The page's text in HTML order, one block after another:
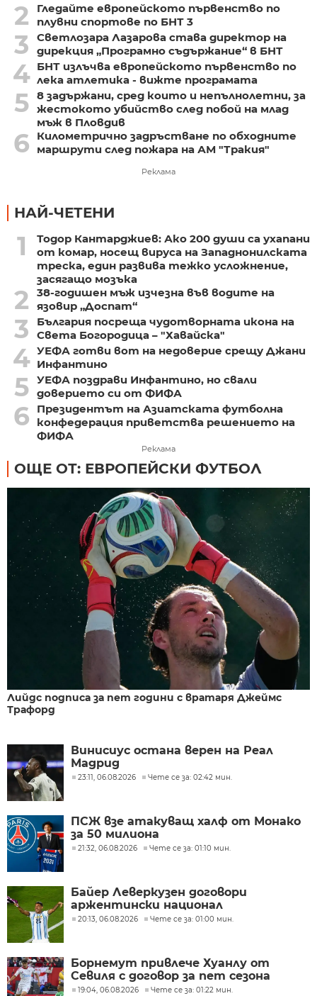
2
Гледайте европейското първенство по
плувни спортове по БНТ 3
3
Светлозара Лазарова става директор на
дирекция „Програмно съдържание“ в БНТ
4 БНТ излъчва европейското първенство по
лека атлетика - вижте програмата
5 8 задържани, сред които и непълнолетни, за
жестокото убийство след побой на млад
мъж в Пловдив
6
Километрично задръстване по обходните
маршрути след пожара на АМ "Тракия"
Реклама
НАЙ-ЧЕТЕНИ
1
Тодор Кантарджиев: Ако 200 души са ухапани
от комар, носещ вируса на Западнонилската
треска, един развива тежко усложнение,
засягащо мозъка
2
38-годишен мъж изчезна във водите на
язовир „Доспат“
3
България посреща чудотворната икона на
Света Богородица – "Хавайска"
4 УЕФА готви вот на недоверие срещу Джани
Инфантино
5 УЕФА поздрави Инфантино, но свали
доверието си от ФИФА
6
Президентът на Азиатската футболна
конфедерация приветства решението на
ФИФА
Реклама
ОЩЕ ОТ: ЕВРОПЕЙСКИ ФУТБОЛ
Лийдс подписа за пет години с вратаря Джеймс
Трафорд
Винисиус остана верен на Реал
Мадрид
23:11, 06.08.2026 Чете се за: 02:42 мин.
ПСЖ взе атакуващ халф от Монако
за 50 милиона
21:32, 06.08.2026 Чете се за: 01:10 мин.
Байер Леверкузен договори
аржентински национал
20:13, 06.08.2026 Чете се за: 01:00 мин.
Борнемут привлече Хуанлу от
Севиля с договор за пет сезона
19:04, 06.08.2026 Чете се за: 01:22 мин.